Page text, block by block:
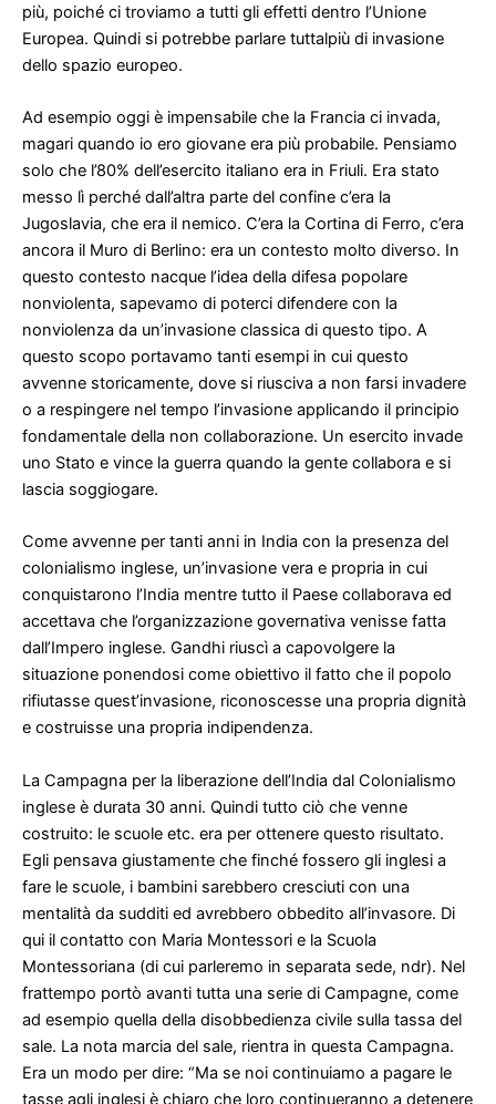
più, poiché ci troviamo a tutti gli effetti dentro l’Unione
Europea. Quindi si potrebbe parlare tuttalpiù di invasione
dello spazio europeo.
Ad esempio oggi è impensabile che la Francia ci invada,
magari quando io ero giovane era più probabile. Pensiamo
solo che l’80% dell’esercito italiano era in Friuli. Era stato
messo lì perché dall’altra parte del confine c’era la
Jugoslavia, che era il nemico. C’era la Cortina di Ferro, c’era
ancora il Muro di Berlino: era un contesto molto diverso. In
questo contesto nacque l’idea della difesa popolare
nonviolenta, sapevamo di poterci difendere con la
nonviolenza da un’invasione classica di questo tipo. A
questo scopo portavamo tanti esempi in cui questo
avvenne storicamente, dove si riusciva a non farsi invadere
o a respingere nel tempo l’invasione applicando il principio
fondamentale della non collaborazione. Un esercito invade
uno Stato e vince la guerra quando la gente collabora e si
lascia soggiogare.
Come avvenne per tanti anni in India con la presenza del
colonialismo inglese, un’invasione vera e propria in cui
conquistarono l’India mentre tutto il Paese collaborava ed
accettava che l’organizzazione governativa venisse fatta
dall’Impero inglese. Gandhi riuscì a capovolgere la
situazione ponendosi come obiettivo il fatto che il popolo
rifiutasse quest’invasione, riconoscesse una propria dignità
e costruisse una propria indipendenza.
La Campagna per la liberazione dell’India dal Colonialismo
inglese è durata 30 anni. Quindi tutto ciò che venne
costruito: le scuole etc. era per ottenere questo risultato.
Egli pensava giustamente che finché fossero gli inglesi a
fare le scuole, i bambini sarebbero cresciuti con una
mentalità da sudditi ed avrebbero obbedito all’invasore. Di
qui il contatto con Maria Montessori e la Scuola
Montessoriana (di cui parleremo in separata sede, ndr). Nel
frattempo portò avanti tutta una serie di Campagne, come
ad esempio quella della disobbedienza civile sulla tassa del
sale. La nota marcia del sale, rientra in questa Campagna.
Era un modo per dire: “Ma se noi continuiamo a pagare le
tasse agli inglesi è chiaro che loro continueranno a detenere